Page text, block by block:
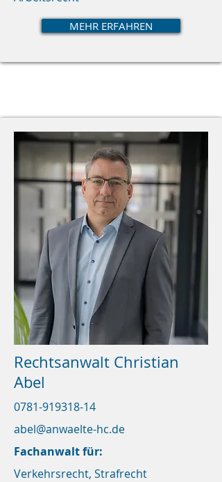
MEHR ERFAHREN
Rechtsanwalt Christian
Abel
0781-919318-14
abel@anwaelte-hc.de
Fachanwalt für:
Verkehrsrecht, Strafrecht